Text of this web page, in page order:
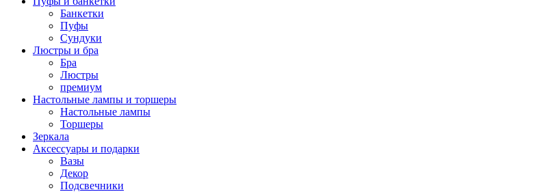
Банкетки
Пуфы
Сундуки
Люстры и бра
Бра
Люстры
премиум
Настольные лампы и торшеры
Настольные лампы
Торшеры
Зеркала
Аксессуары и подарки
Вазы
Декор
Подсвечники